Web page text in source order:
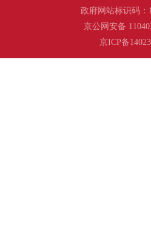
政府网站标识码：
京公网安备
京ICP备